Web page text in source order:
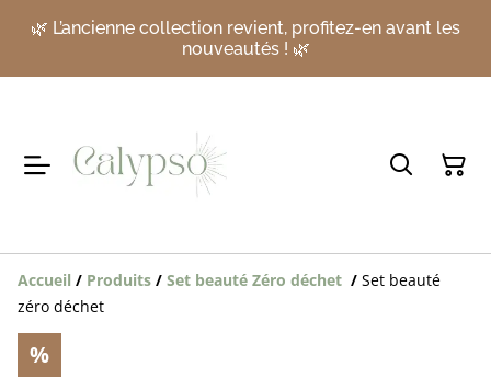
🌿 L’ancienne collection revient, profitez-en avant les
nouveautés ! 🌿
Accueil / Produits / Set beauté Zéro déchet / Set beauté
zéro déchet
%